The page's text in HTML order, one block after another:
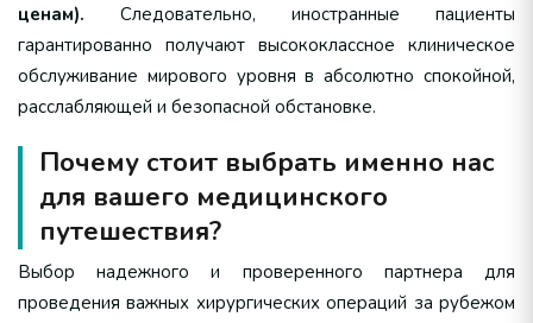
ценам). Следовательно, иностранные пациенты
гарантированно получают высококлассное клиническое
обслуживание мирового уровня в абсолютно спокойной,
расслабляющей и безопасной обстановке.
Почему стоит выбрать именно нас
для вашего медицинского
путешествия?
Выбор надежного и проверенного партнера для
проведения важных хирургических операций за рубежом